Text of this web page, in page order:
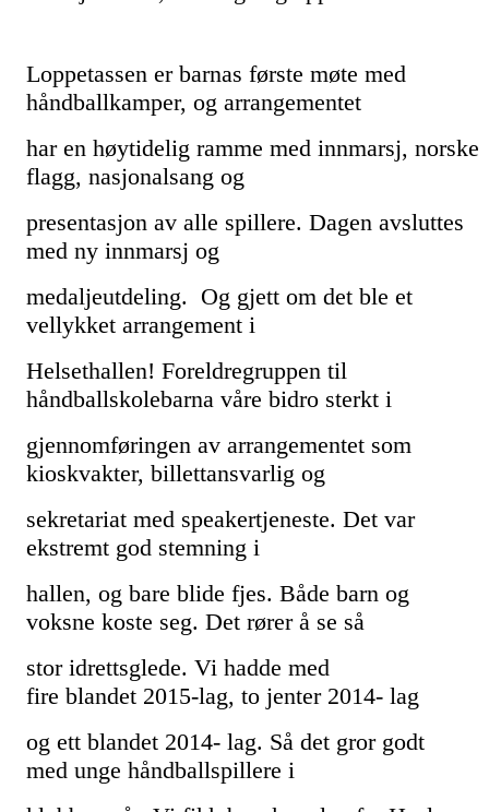
Loppetassen er barnas første møte med
håndballkamper, og arrangementet
har en høytidelig ramme med innmarsj, norske
flagg, nasjonalsang og
presentasjon av alle spillere. Dagen avsluttes
med ny innmarsj og
medaljeutdeling. Og gjett om det ble et
vellykket arrangement i
Helsethallen! Foreldregruppen til
håndballskolebarna våre bidro sterkt i
gjennomføringen av arrangementet som
kioskvakter, billettansvarlig og
sekretariat med speakertjeneste. Det var
ekstremt god stemning i
hallen, og bare blide fjes. Både barn og
voksne koste seg. Det rører å se så
stor idrettsglede. Vi hadde med
fire blandet 2015-lag, to jenter 2014- lag
og ett blandet 2014- lag. Så det gror godt
med unge håndballspillere i